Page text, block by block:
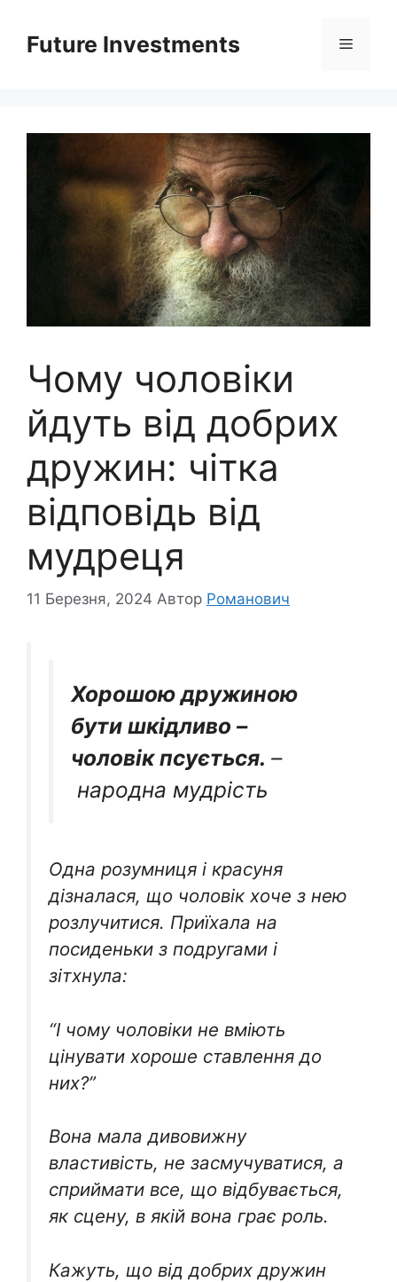
вмістуFuture Investments Меню
Чому чоловіки
йдуть від добрих
дружин: чітка
відповідь від
мудреця
11 Березня, 2024 Автор Романович
Хорошою дружиною
бути шкідливо –
чоловік псується. –
народна мудрість
Одна розумниця і красуня
дізналася, що чоловік хоче з нею
розлучитися. Приїхала на
посиденьки з подругами і
зітхнула:
“І чому чоловіки не вміють
цінувати хороше ставлення до
них?”
Вона мала дивовижну
властивість, не засмучуватися, а
сприймати все, що відбувається,
як сцену, в якій вона грає роль.
Кажуть, що від добрих дружин